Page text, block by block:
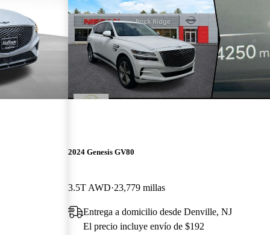
2024 Genesis GV80
3.5T AWD 23,779 millas
Entrega a domicilio desde Denville, NJ
El precio incluye envío de $192